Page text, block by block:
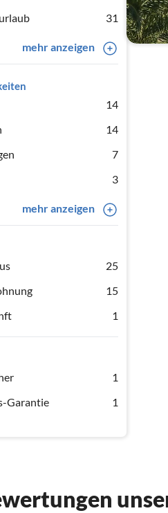
31
mehr anzeigen
14
14
7
3
mehr anzeigen
25
15
1
1
Garantie
1